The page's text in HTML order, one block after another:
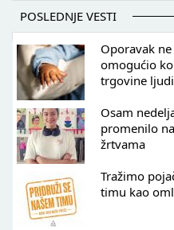
POSLEDNJE VESTI
Oporavak
omogućio
trgovine
Osam
promenilo
žrtvama
Tražimo
timu kao